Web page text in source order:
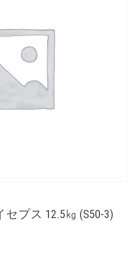
プス 12.5㎏ (S50-3)